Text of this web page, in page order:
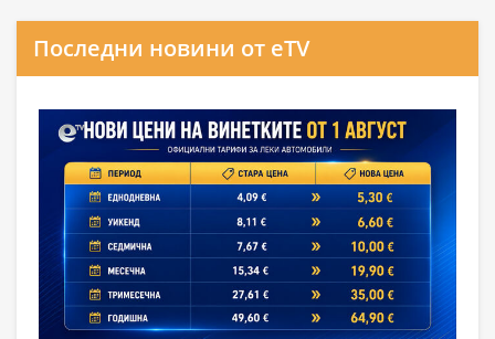
Последни новини от eTV